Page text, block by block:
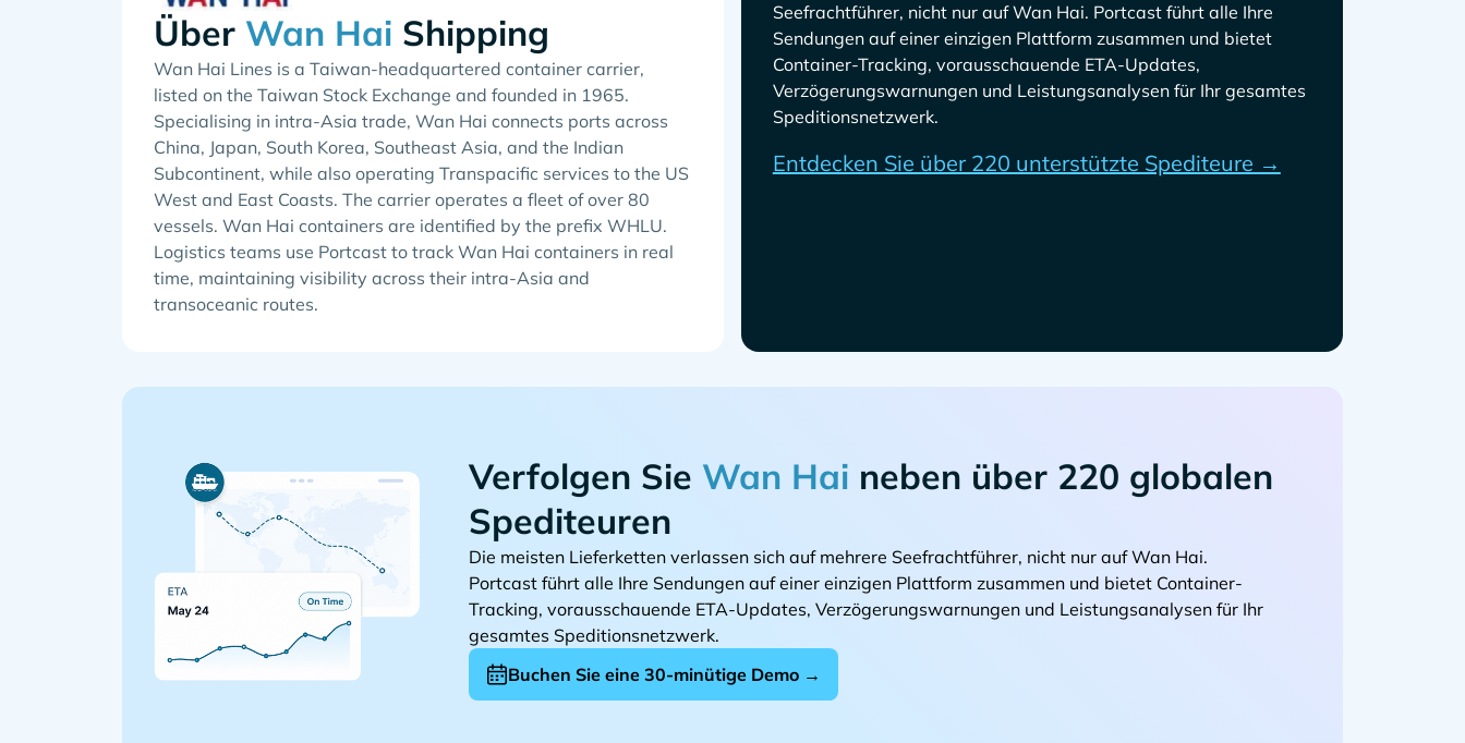
Über Shipping
Wan Hai Lines is a Taiwan-headquartered container carrier,
listed on the Taiwan Stock Exchange and founded in 1965.
Specialising in intra-Asia trade, Wan Hai connects ports across
China, Japan, South Korea, Southeast Asia, and the Indian
Subcontinent, while also operating Transpacific services to the US
West and East Coasts. The carrier operates a fleet of over 80
vessels. Wan Hai containers are identified by the prefix WHLU.
Logistics teams use Portcast to track Wan Hai containers in real
time, maintaining visibility across their intra-Asia and
transoceanic routes.
Seefrachtführer, nicht nur auf
. Portcast führt alle Ihre
Sendungen auf einer einzigen Plattform zusammen und bietet
Container-Tracking, vorausschauende ETA-Updates,
Verzögerungswarnungen und Leistungsanalysen für Ihr gesamtes
Speditionsnetzwerk.
Entdecken Sie über 220 unterstützte Spediteure →
Verfolgen Sie
neben über 220 globalen
Spediteuren
Die meisten Lieferketten verlassen sich auf mehrere Seefrachtführer, nicht nur auf
.
Portcast führt alle Ihre Sendungen auf einer einzigen Plattform zusammen und bietet Container-
Tracking, vorausschauende ETA-Updates, Verzögerungswarnungen und Leistungsanalysen für Ihr
gesamtes Speditionsnetzwerk.
Buchen Sie eine 30-minütige Demo →